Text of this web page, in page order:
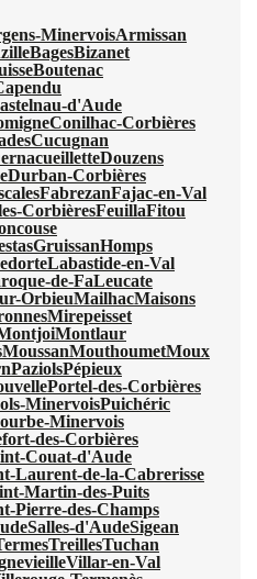
MinervoisArmissan
BagesBizanet
Boutenac
d'Aude
Conilhac-Corbières
Cucugnan
Douzens
Durban-Corbières
FabrezanFajac-en-Val
CorbièresFeuillaFitou
GruissanHomps
Labastide-en-Val
de-FaLeucate
OrbieuMailhacMaisons
Mirepeisset
Montlaur
MoussanMouthoumetMoux
PaziolsPépieux
Portel-des-Corbières
MinervoisPuichéric
Minervois
des-Corbières
Couat-d'Aude
Laurent-de-la-Cabrerisse
Martin-des-Puits
Pierre-des-Champs
Salles-d'AudeSigean
TreillesTuchan
Villar-en-Val